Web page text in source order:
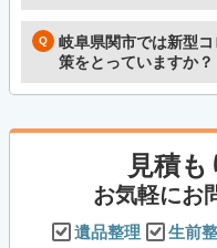
岐阜県関市では新型
策をとっていますか？
見積
お気軽にお
遺品整理 生前